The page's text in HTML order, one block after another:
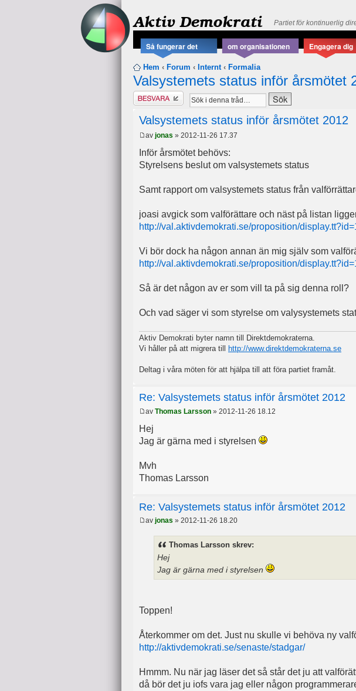
Aktiv Demokrati Partiet för kontinuerlig
Så fungerar det om organisationen Engagera dig
Hem ‹ Forum ‹ Internt ‹ Formalia
Valsystemets status inför årsmötet
Besvara
Valsystemets status inför årsmötet 2012
av jonas » 2012-11-26 17.37
Inför årsmötet behövs:
Styrelsens beslut om valsystemets status
Samt rapport om valsystemets status från
joasi avgick som valförättare och näst på listan
http://val.aktivdemokrati.se/proposition/
Vi bör dock ha någon annan än mig själv som
http://val.aktivdemokrati.se/proposition/
Så är det någon av er som vill ta på sig denna roll?
Och vad säger vi som styrelse om valysystemets
Aktiv Demokrati byter namn till Direktdemokraterna.
Vi håller på att migrera till
http://www.direktdemokraterna.se
Deltag i våra möten för att hjälpa till att föra partiet framåt.
Re: Valsystemets status inför årsmötet 2012
av Thomas Larsson » 2012-11-26 18.12
Hej
Jag är gärna med i styrelsen
Mvh
Thomas Larsson
Re: Valsystemets status inför årsmötet 2012
av jonas » 2012-11-26 18.20
Thomas Larsson skrev:
Hej
Jag är gärna med i styrelsen
Toppen!
Återkommer om det. Just nu skulle vi behöva ny
http://aktivdemokrati.se/senaste/stadgar/
Hmmm. Nu när jag läser det så står det ju att
då bör det ju iofs vara jag eller någon